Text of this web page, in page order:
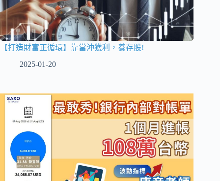
【打造財富正循環】靠當沖獲利，養存股!
2025-01-20